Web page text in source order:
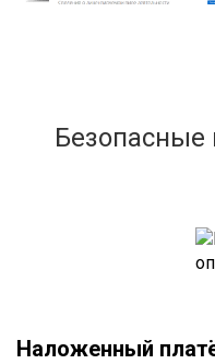
Безопасные
Наложенный